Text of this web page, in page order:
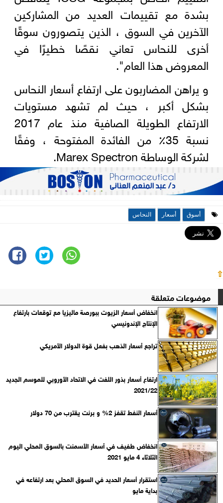
بشدة مع تقييمات العديد من المشاركين
الآخرين في السوق ، الذين يتصورون سوقًا
أخرى للنحاس تعاني نقصًا خطيرًا في
المعروض هذا العام".
و يراهن المضاربون على ارتفاع أسعار النحاس
بشكل أكبر ، حيث لم تشهد مستويات
الارتفاع الطويلة الصافية منذ عام 2017
نسبة 35٪ من الفائدة المفتوحة ، وفقًا
لشركة الوساطة Marex Spectron.
أسوق أسعار النحاس
⇧
موضوعات متعلقة
انخفاض أسعار الزيوت ببورصة ماليزيا مع توقعات بارتفاع
الإنتاج الإندونيسي
تراجع أسعار الذهب بفعل قوة الدولار الأمريكي
ارتفاع أسعار بذور اللفت في الاتحاد الأوروبي للموسم الجديد
2021/22
أسعار النفط تقفز 2% و برنت يقترب من 70 دولار
انخفاض طفيف في أسعار الأسمنت بالسوق المحلي اليوم
الثلاثاء 4 مايو 2021
استقرار أسعار الحديد في السوق المحلي بعد ارتفاعه في
بداية مايو